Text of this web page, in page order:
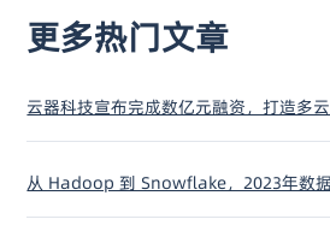
更多热门文章
云器科技宣布完成数亿元融资，打造多
从 Hadoop 到 Snowflake，2023年数据